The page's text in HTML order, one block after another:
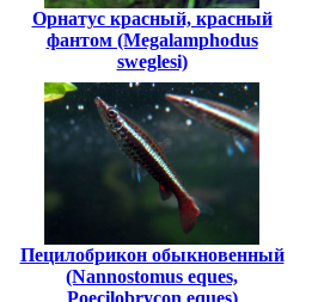
Орнатус красный, красный
фантом (Megalamphodus
sweglesi)
Пецилобрикон обыкновенный
(Nannostomus eques,
Poecilobrycon eques)